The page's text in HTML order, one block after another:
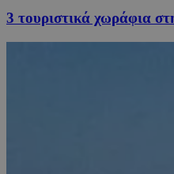
3 τουριστικά χωράφια